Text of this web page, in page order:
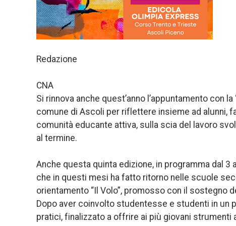
Redazione
CNA
Si rinnova anche quest’anno l’appuntamento con
comune di Ascoli per riflettere insieme ad alunni,
comunità educante attiva, sulla scia del lavoro
al termine.
Anche questa quinta edizione, in programma dal
che in questi mesi ha fatto ritorno nelle scuole
orientamento “Il Volo”, promosso con il sostegno
Dopo aver coinvolto studentesse e studenti in un
pratici, finalizzato a offrire ai più giovani